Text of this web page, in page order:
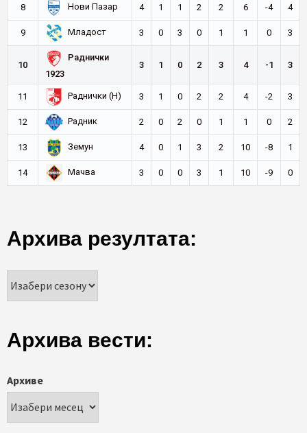
8 Нови Пазар 4 1 1 2 2 6 -4 4
9 Младост 3 0 3 0 1 1 0 3
10
Раднички
1923
3 1 0 2 3 4 -1 3
11 Раднички (Н) 3 1 0 2 2 4 -2 3
12 Радник 2 0 2 0 1 1 0 2
13 Земун 4 0 1 3 2 10 -8 1
14 Мачва 3 0 0 3 1 10 -9 0
Архива резултата:
Архива вести:
Архиве